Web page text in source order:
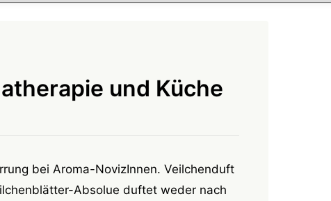
und Küche
bei Aroma-NovizInnen. Veilchenduft
Absolue duftet weder nach